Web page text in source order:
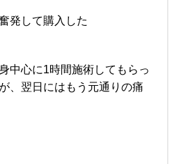
発して購入した
中心に1時間施術してもらっ
、翌日にはもう元通りの痛